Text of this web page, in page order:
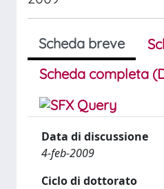
Scheda breve
Scheda completa
Data di discussione
4-feb-2009
Ciclo di dottorato